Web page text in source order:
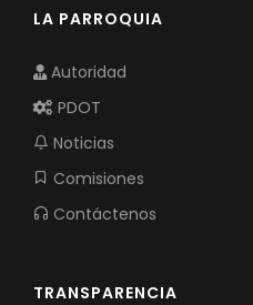
LA PARROQUIA
Autoridad
PDOT
Noticias
Comisiones
Contáctenos
TRANSPARENCIA